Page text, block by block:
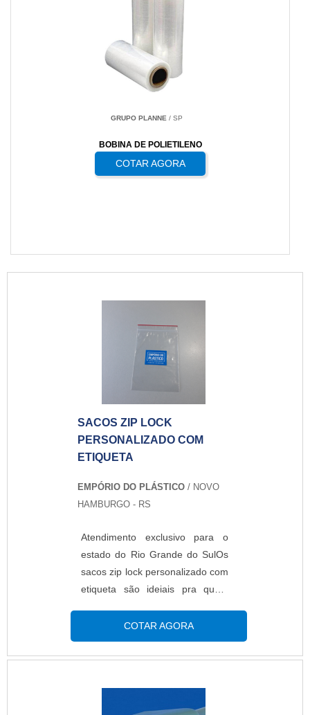
GRUPO PLANNE/ SP
BOBINA DE POLIETILENO
COTAR AGORA
SACOS ZIP LOCK
PERSONALIZADO COM
ETIQUETA
EMPÓRIO DO PLÁSTICO / NOVO
HAMBURGO - RS
Atendimento exclusivo para o
estado do Rio Grande do SulOs
sacos zip lock personalizado com
etiqueta são ideiais pra quem
embalagem, porém em baixa
escala de produção. A
personalização é realizada
dados que o cliente solicita
COTAR AGORA